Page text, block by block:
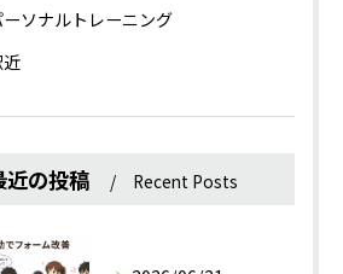
ーソナルトレーニング
近の投稿 Recent Posts